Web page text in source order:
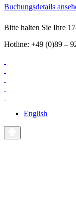
Buchungsdetails
Bitte halten Sie Ihre
Hotline: +49 (0)89 –
English